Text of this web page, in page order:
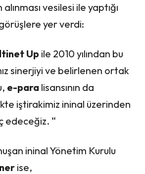
alınması vesilesi ile yaptığı
yer verdi:
Up ile 2010 yılından bu
sinerjiyi ve belirlenen ortak
e-para lisansının da
iştirakimiz ininal üzerinden
edeceğiz. “
ininal Yönetim Kurulu
ise,